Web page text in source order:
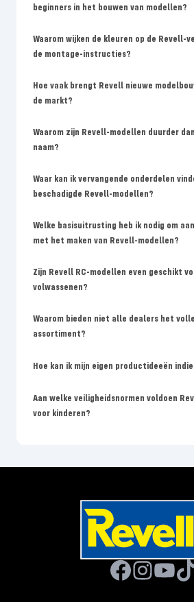
beginners in het bouwen van modellen?
Waarom wijken de kleuren op de Revell-
de montage-instructies?
Hoe vaak brengt Revell nieuwe
de markt?
Waarom zijn Revell-modellen duurder
naam?
Waar kan ik vervangende onderdelen
beschadigde Revell-modellen?
Welke basisuitrusting heb ik nodig om
met het maken van Revell-modellen?
Zijn Revell RC-modellen even geschikt
volwassenen?
Waarom bieden niet alle dealers het
assortiment?
Hoe kan ik mijn eigen productideeën
Aan welke veiligheidsnormen voldoen
voor kinderen?